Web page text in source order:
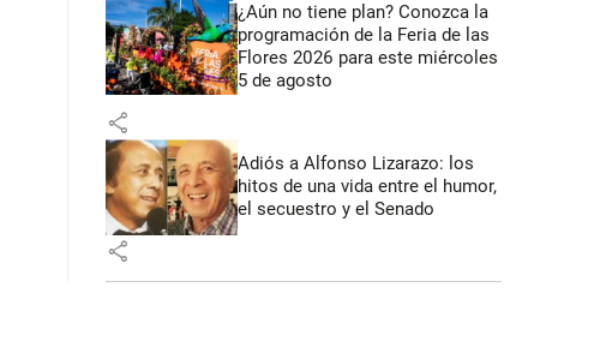
¿Aún no tiene plan? Conozca la
programación de la Feria de las
Flores 2026 para este miércoles
5 de agosto
share
Adiós a Alfonso Lizarazo: los
hitos de una vida entre el humor,
el secuestro y el Senado
share